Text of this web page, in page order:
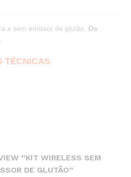
e sem emissor de glutão.
Os
TÉCNICAS
“KIT WIRELESS SEM
DE GLUTÃO”